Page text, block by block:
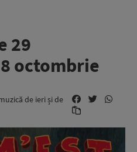
29
octombrie
de ieri și de